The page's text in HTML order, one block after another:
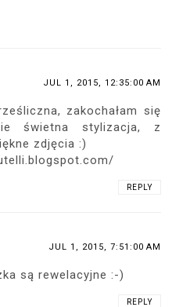
JUL 1, 2015, 12:35:00 AM
zakochałam się
świetna stylizacja, z
zdjęcia :)
REPLY
JUL 1, 2015, 7:51:00 AM
są rewelacyjne :-)
REPLY